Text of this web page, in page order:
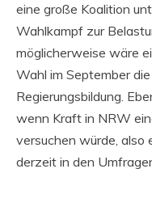
eine große Koalition
Wahlkampf zur
möglicherweise wäre
Wahl im September
Regierungsbildung.
wenn Kraft in NRW
versuchen würde, also
derzeit in den